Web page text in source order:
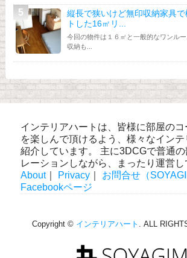
縦長で狭いけど無印収納家具
トした16㎡リ...
今回の物件は１６㎡と一般的なワンル
収納も...
インテリアハートは、皆様に部屋のコ
を楽しんで頂けるよう、様々なイン
紹介しています。 主に3DCGで普通の
レーションしながら、まったり運営し
About｜ Privacy お問合せ（
Facebookページ
Copyright © インテリアハート . ALL